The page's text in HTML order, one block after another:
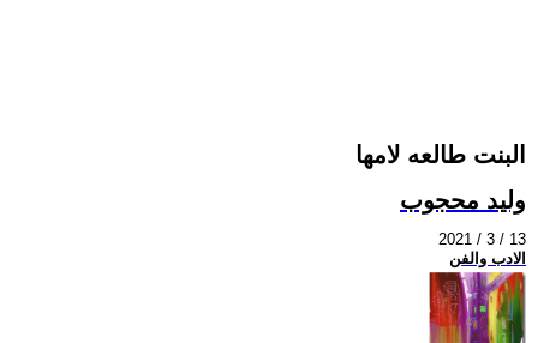
البنت طالعه لامها
وليد محجوب
2021 / 3 / 13
الادب والفن